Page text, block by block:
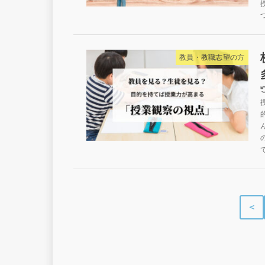
教員・教職志望の方
＜